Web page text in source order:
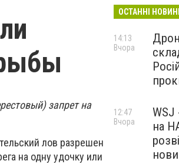
запрет на
лов разрешен
на одну удочку или
ОСТАННІ
14:13
Вчора
WSJ
на
12:47
Вчора